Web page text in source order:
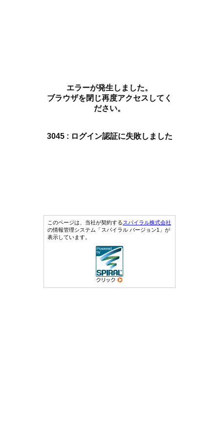
エラーが発生しました。
ブラウザを閉じ再度アクセスしてく
ださい。
3045 : ログイン認証に失敗しました
このページは、当社が契約するスパイラル株式会社
の情報管理システム「スパイラル バージョン1」が
表示しています。